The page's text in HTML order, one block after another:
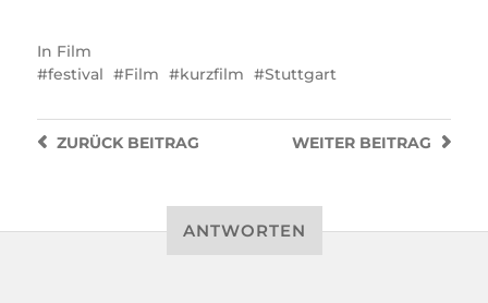
In Film
festival
Film kurzfilm Stuttgart
WEITER BEITRAG
ZURÜCKBEITRAG
ANTWORTEN